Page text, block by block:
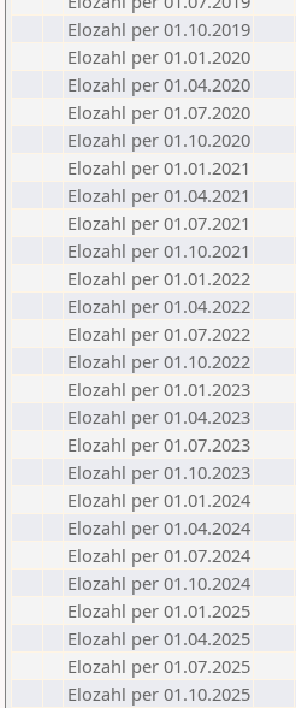
Elozahl per 01.10.2019
Elozahl per 01.01.2020
Elozahl per 01.04.2020
Elozahl per 01.07.2020
Elozahl per 01.10.2020
Elozahl per 01.01.2021
Elozahl per 01.04.2021
Elozahl per 01.07.2021
Elozahl per 01.10.2021
Elozahl per 01.01.2022
Elozahl per 01.04.2022
Elozahl per 01.07.2022
Elozahl per 01.10.2022
Elozahl per 01.01.2023
Elozahl per 01.04.2023
Elozahl per 01.07.2023
Elozahl per 01.10.2023
Elozahl per 01.01.2024
Elozahl per 01.04.2024
Elozahl per 01.07.2024
Elozahl per 01.10.2024
Elozahl per 01.01.2025
Elozahl per 01.04.2025
Elozahl per 01.07.2025
Elozahl per 01.10.2025